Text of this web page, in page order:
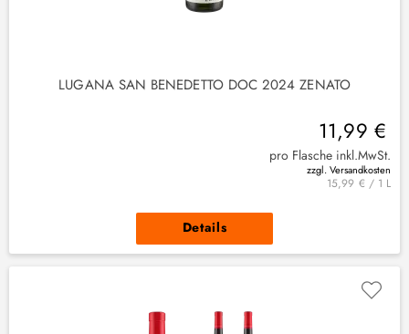
LUGANA SAN BENEDETTO DOC 2024 ZENATO
11,99 €
pro Flasche inkl.MwSt.
zzgl. Versandkosten
15,99 € / 1 L
Details